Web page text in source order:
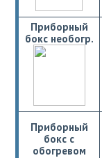
Приборный
бокс необогр.
Приборный
бокс с
обогревом